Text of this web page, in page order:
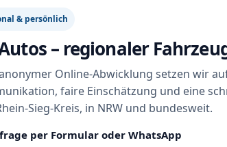
& persönlich
– regionaler
Online-Abwicklung setzen wir
faire Einschätzung und eine
Sieg-Kreis, in NRW und bundesweit.
per Formular oder WhatsApp